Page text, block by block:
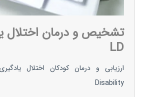
تشخیص و درمان اختلال
LD
Disability